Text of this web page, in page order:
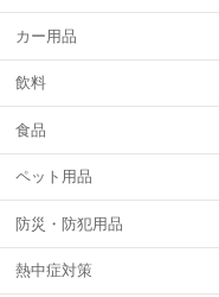
カー用品
飲料
食品
ペット用品
防災・防犯用品
熱中症対策